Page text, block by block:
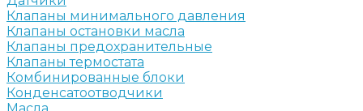
Клапаны минимального давления
Клапаны остановки масла
Клапаны предохранительные
Клапаны термостата
Комбинированные блоки
Конденсатоотводчики